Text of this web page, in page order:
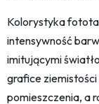
Kolorystyka
intensywność
imitującymi
grafice
pomieszczenia, a